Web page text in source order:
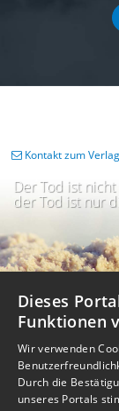
Der Tod ist
der Tod ist nur
Kontakt zum
Impressum
Dieses
Funktionen
Wir verwenden
Durch die
unseres Portals